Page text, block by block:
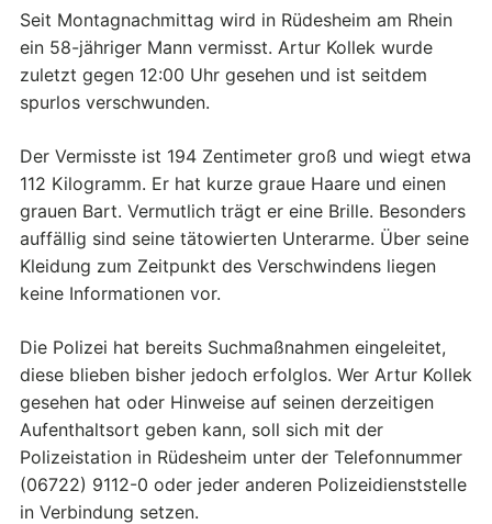
Seit Montagnachmittag wird in Rüdesheim am Rhein
ein 58-jähriger Mann vermisst. Artur Kollek wurde
zuletzt gegen 12:00 Uhr gesehen und ist seitdem
spurlos verschwunden.
Der Vermisste ist 194 Zentimeter groß und wiegt etwa
112 Kilogramm. Er hat kurze graue Haare und einen
grauen Bart. Vermutlich trägt er eine Brille. Besonders
auffällig sind seine tätowierten Unterarme. Über seine
Kleidung zum Zeitpunkt des Verschwindens liegen
keine Informationen vor.
Die Polizei hat bereits Suchmaßnahmen eingeleitet,
diese blieben bisher jedoch erfolglos. Wer Artur Kollek
gesehen hat oder Hinweise auf seinen derzeitigen
Aufenthaltsort geben kann, soll sich mit der
Polizeistation in Rüdesheim unter der Telefonnummer
(06722) 9112-0 oder jeder anderen Polizeidienststelle
in Verbindung setzen.